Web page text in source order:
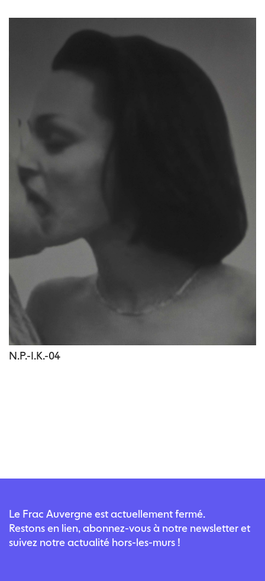
N.P.-I.K.-04
Le Frac Auvergne est actuellement fermé.
Restons en lien, abonnez-vous à notre newsletter et
suivez notre actualité hors-les-murs !